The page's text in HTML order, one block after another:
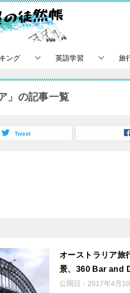
ング 英語学習 旅
」の記事一覧
Tweet
オーストラリア旅
景、360 Bar and
公開日： 2017年4月10